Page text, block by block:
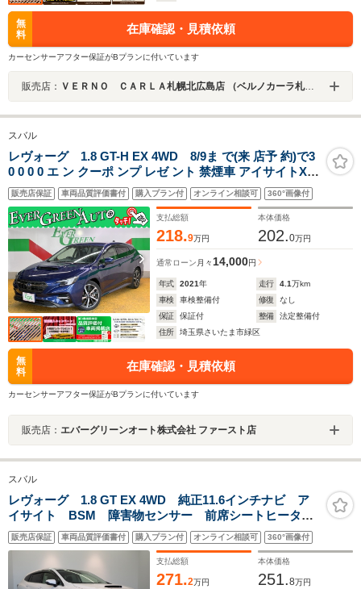
無
料
在庫確認・見積依頼
カーセンサーアフター保証がBプランに付いています
販売店： ＶＥＲＮＯ ＣＡＲＬＡ札幌北広島店 （ベルノカーラ札幌北広島店）
スバル
レヴォーグ 1.8 GT-H EX 4WD 8/9ま で(来 店予 約)で3
0 0 0 0 エ ン クーポ ンプ レゼ ント 禁煙車 アイサイトX
純正11.6インチディスプレイナビ ETC2.0 ブラインドスポ
ットモニター 衝突軽減ブレーキ レーンキープ Bluetooth
パワーシート
販売店保証 車両品質評価書付 購入プラン付 オンライン相談可 360°画像付
支払総額
218.9万円
本体価格
202.0万円
通常ローン 月々 14,000円
年式 2021年 走行 4.1万km
車検
車検整備付 修復
なし
保証
保証付 整備
法定整備付
住所
埼玉県さいたま市緑区
無
料
在庫確認・見積依頼
カーセンサーアフター保証がBプランに付いています
販売店： エバーグリーンオート株式会社 ファースト店
スバル
レヴォーグ 1.8 GT EX 4WD 純正11.6インチナビ ア
イサイト BSM 障害物センサー 前席シートヒータ
ー 運転席パワーシート LEDヘッドライト スマート
キー 純正AW フルセグTV Bluetooth ETC
販売店保証 車両品質評価書付 購入プラン付 オンライン相談可 360°画像付
支払総額
271.2万円
本体価格
251.8万円